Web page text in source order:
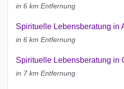
in 6 km Entfernung
Spirituelle Lebensberatung in
in 6 km Entfernung
Spirituelle Lebensberatung in
in 7 km Entfernung